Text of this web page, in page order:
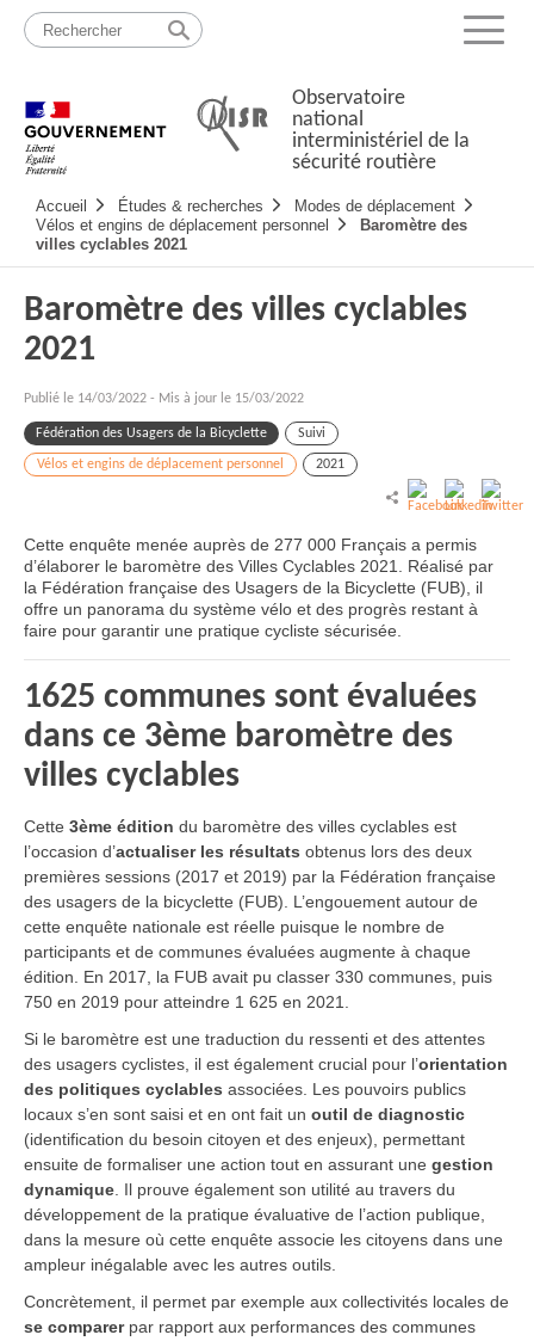
Passer
contenu
Menu
Observatoire
national
interministériel de la
sécurité routière
principale
Accueil Études & recherches
Modes de déplacement
Vélos et engins de déplacement personnel
Baromètre des
villes cyclables 2021
Baromètre des villes cyclables
2021
Publié le 14/03/2022 - Mis à jour le 15/03/2022
Fédération des Usagers de la Bicyclette Suivi
Vélos et engins de déplacement personnel 2021
Cette enquête menée auprès de 277 000 Français a permis
d’élaborer le baromètre des Villes Cyclables 2021. Réalisé par
la Fédération française des Usagers de la Bicyclette (FUB), il
offre un panorama du système vélo et des progrès restant à
faire pour garantir une pratique cycliste sécurisée.
1625 communes sont évaluées
dans ce 3ème baromètre des
villes cyclables
Cette 3ème édition du baromètre des villes cyclables est
l’occasion d’actualiser les résultats obtenus lors des deux
premières sessions (2017 et 2019) par la Fédération française
des usagers de la bicyclette (FUB). L’engouement autour de
cette enquête nationale est réelle puisque le nombre de
participants et de communes évaluées augmente à chaque
édition. En 2017, la FUB avait pu classer 330 communes, puis
750 en 2019 pour atteindre 1 625 en 2021.
Si le baromètre est une traduction du ressenti et des attentes
des usagers cyclistes, il est également crucial pour l’orientation
des politiques cyclables associées. Les pouvoirs publics
locaux s’en sont saisi et en ont fait un outil de diagnostic
(identification du besoin citoyen et des enjeux), permettant
ensuite de formaliser une action tout en assurant une gestion
dynamique . Il prouve également son utilité au travers du
développement de la pratique évaluative de l’action publique,
dans la mesure où cette enquête associe les citoyens dans une
ampleur inégalable avec les autres outils.
Concrètement, il permet par exemple aux collectivités locales de
se comparerpar rapport aux performances des communes